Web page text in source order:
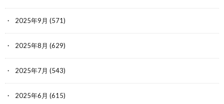
2025年9月 (571)
2025年8月 (629)
2025年7月 (543)
2025年6月 (615)